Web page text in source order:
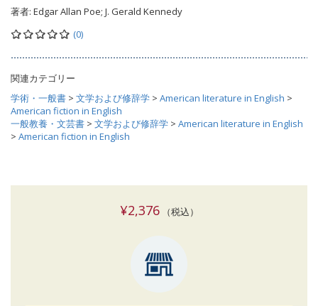
著者: Edgar Allan Poe; J. Gerald Kennedy
(0)
関連カテゴリー
学術・一般書 > 文学および修辞学 > American literature in English >
American fiction in English
一般教養・文芸書 > 文学および修辞学 > American literature in English
> American fiction in English
¥2,376（税込）